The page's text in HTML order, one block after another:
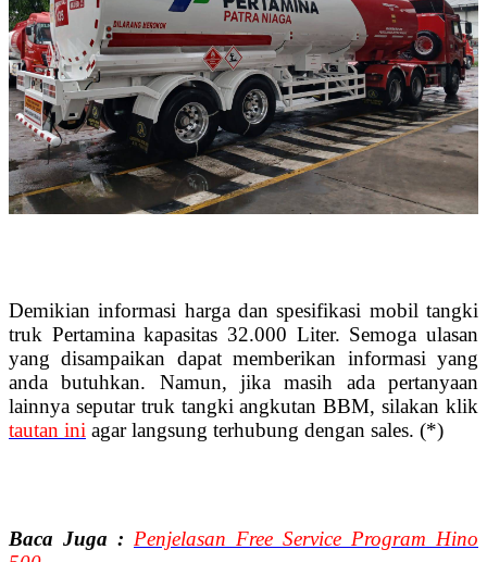
Demikian informasi harga dan spesifikasi mobil tangki
truk Pertamina kapasitas 32.000 Liter. Semoga ulasan
yang disampaikan dapat memberikan informasi yang
anda butuhkan. Namun, jika masih ada pertanyaan
lainnya seputar truk tangki angkutan BBM, silakan klik
tautan ini agar langsung terhubung dengan sales. (*)
Baca Juga : Penjelasan Free Service Program Hino